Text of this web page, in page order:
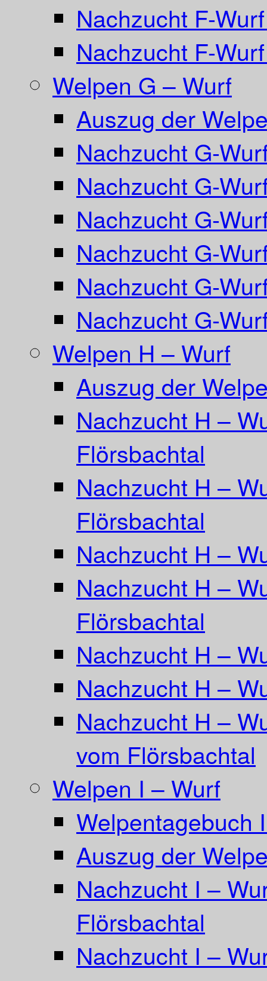
Nachzucht F-
Nachzucht F-
Welpen G – Wurf
Auszug der
Nachzucht G-
Nachzucht G-
Nachzucht G-
Nachzucht G-
Nachzucht G-
Nachzucht G-
Welpen H – Wurf
Auszug der
Nachzucht H –
Flörsbachtal
Nachzucht H –
Flörsbachtal
Nachzucht H –
Nachzucht H –
Flörsbachtal
Nachzucht H –
Nachzucht H –
Nachzucht H –
vom Flörsbachtal
Welpen I – Wurf
Welpentagebuch
Auszug der
Nachzucht I –
Flörsbachtal
Nachzucht I –